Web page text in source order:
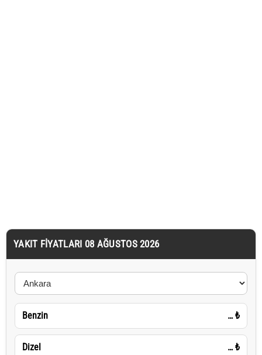
YAKIT FIYATLARI 08 AĞUSTOS 2026
Benzin … ₺
Dizel … ₺